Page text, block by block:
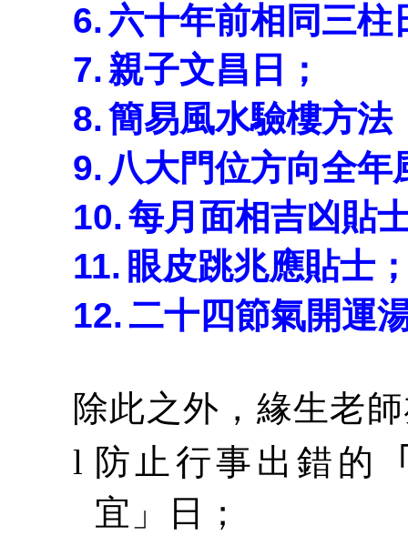
6. 六十年前相同三柱
7. 親子文昌日；
8.簡易風水驗樓方法
9. 八大門位方向全年
10.每月面相吉凶貼
11. 眼皮跳兆應貼士
12.二十四節氣開運
除此之外，緣生老
l 防止行事出錯的
宜」日；